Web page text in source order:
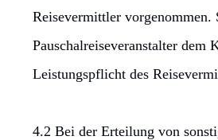
Reisevermittler
Pauschalreiseveranstalter dem
Leistungspflicht des
4.2 Bei der Erteilung von